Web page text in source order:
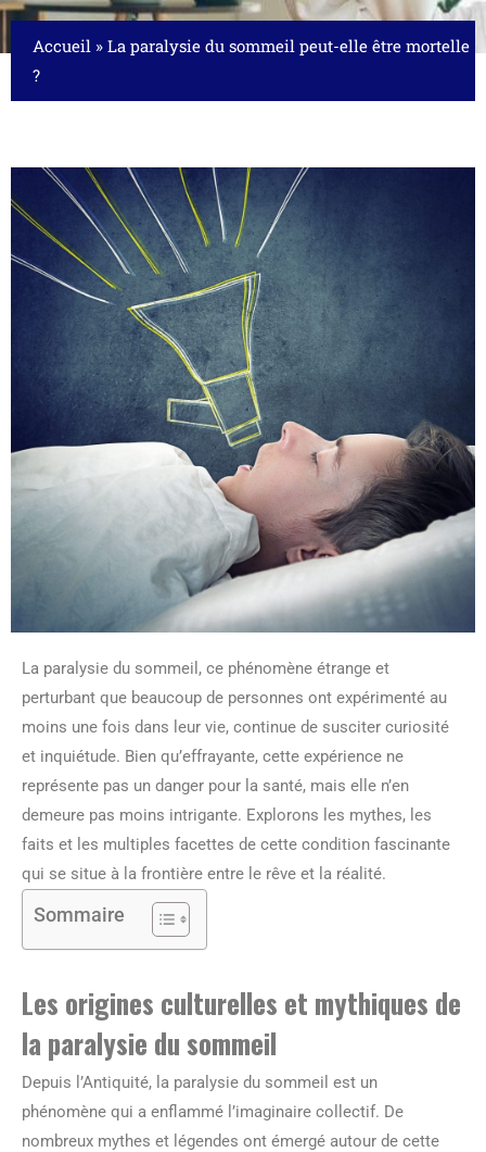
Accueil » La paralysie du sommeil peut-elle être mortelle
?
La paralysie du sommeil, ce phénomène étrange et
perturbant que beaucoup de personnes ont expérimenté au
moins une fois dans leur vie, continue de susciter curiosité
et inquiétude. Bien qu’effrayante, cette expérience ne
représente pas un danger pour la santé, mais elle n’en
demeure pas moins intrigante. Explorons les mythes, les
faits et les multiples facettes de cette condition fascinante
qui se situe à la frontière entre le rêve et la réalité.
Sommaire
Les origines culturelles et mythiques de
la paralysie du sommeil
Depuis l’Antiquité, la paralysie du sommeil est un
phénomène qui a enflammé l’imaginaire collectif. De
nombreux mythes et légendes ont émergé autour de cette